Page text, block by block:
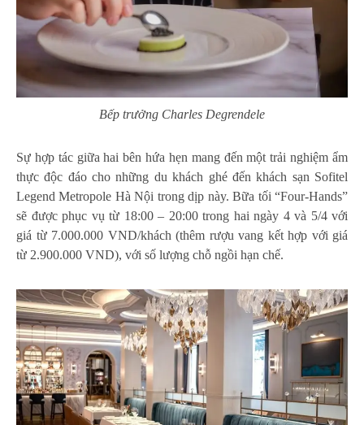
Bếp trưởng Charles Degrendele
Sự hợp tác giữa hai bên hứa hẹn mang đến một trải nghiệm ẩm
thực độc đáo cho những du khách ghé đến khách sạn Sofitel
Legend Metropole Hà Nội trong dịp này. Bữa tối “Four-Hands”
sẽ được phục vụ từ 18:00 – 20:00 trong hai ngày 4 và 5/4 với
giá từ 7.000.000 VND/khách (thêm rượu vang kết hợp với giá
từ 2.900.000 VND), với số lượng chỗ ngồi hạn chế.